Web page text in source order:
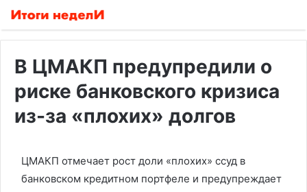
В ЦМАКП предупредили о
риске банковского кризиса
из-за «плохих» долгов
ЦМАКП отмечает рост доли «плохих» ссуд в
банковском кредитном портфеле и предупреждает